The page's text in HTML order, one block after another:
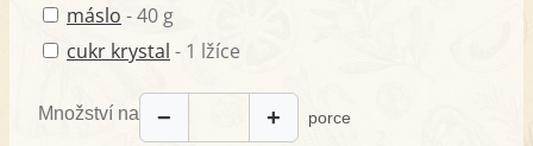
máslo - 40 g
cukr krystal - 1 lžíce
Množství na − + porce